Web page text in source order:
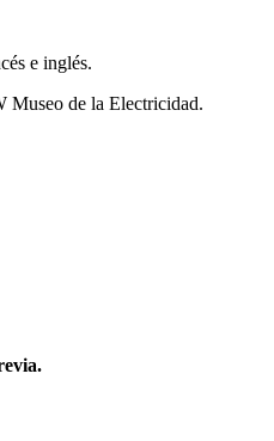
e inglés.
Museo de la Electricidad.